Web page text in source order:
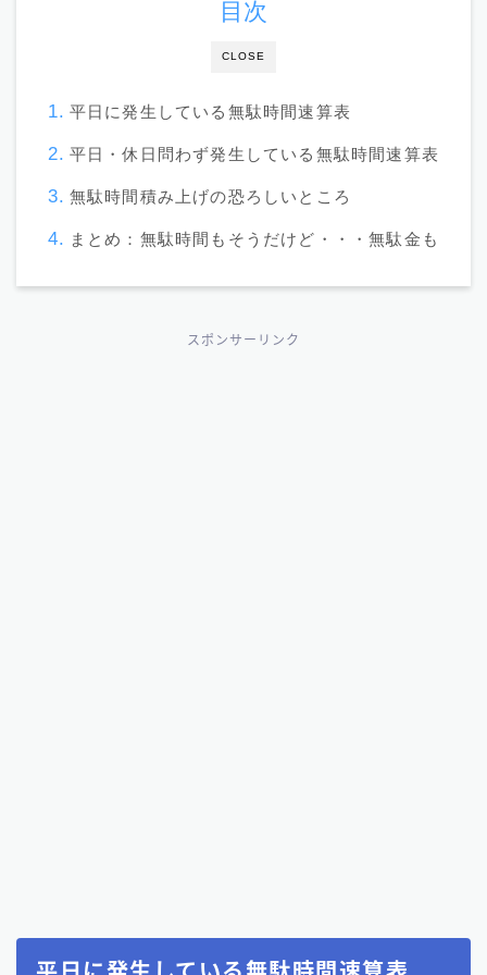
CLOSE
目次
平日に発生している無駄時間速算表
平日・休日問わず発生している無駄時間速算表
無駄時間積み上げの恐ろしいところ
まとめ：無駄時間もそうだけど・・・無駄金も
スポンサーリンク